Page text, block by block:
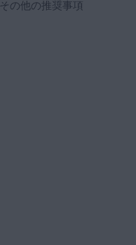
その他の推奨事項